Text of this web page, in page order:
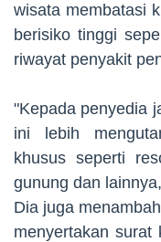
wisata membatasi
berisiko tinggi
riwayat penyakit
"Kepada penyedia
ini lebih
khusus seperti
gunung dan
Dia juga
menyertakan surat